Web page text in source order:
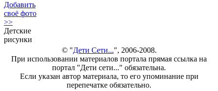
Добавить
своё фото
>>
Детские
рисунки
© "Дети Сети...", 2006-2008.
При использовании материалов портала прямая ссылка на
портал "Дети сети..." обязательна.
Если указан автор материала, то его упоминание при
перепечатке обязательно.